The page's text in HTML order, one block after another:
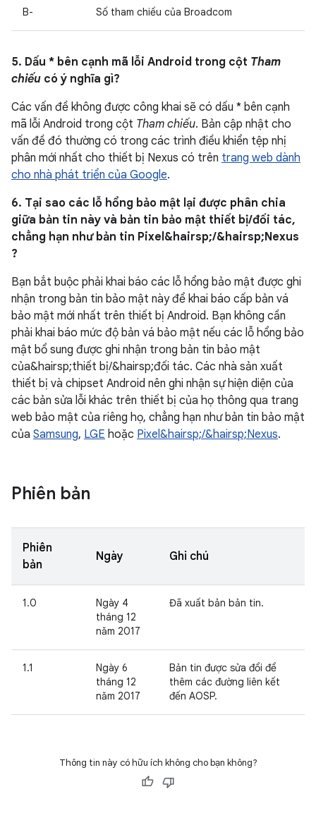
B- Số tham chiếu của Broadcom
5. Dấu * bên cạnh mã lỗi Android trong cột Tham
chiếu có ý nghĩa gì?
Các vấn đề không được công khai sẽ có dấu * bên cạnh
mã lỗi Android trong cột Tham chiếu. Bản cập nhật cho
vấn đề đó thường có trong các trình điều khiển tệp nhị
phân mới nhất cho thiết bị Nexus có trên trang web dành
cho nhà phát triển của Google.
6. Tại sao các lỗ hổng bảo mật lại được phân chia
giữa bản tin này và bản tin bảo mật thiết bị/đối tác,
chẳng hạn như bản tin Pixel&hairsp;/&hairsp;Nexus
?
Bạn bắt buộc phải khai báo các lỗ hổng bảo mật được ghi
nhận trong bản tin bảo mật này để khai báo cấp bản vá
bảo mật mới nhất trên thiết bị Android. Bạn không cần
phải khai báo mức độ bản vá bảo mật nếu các lỗ hổng bảo
mật bổ sung được ghi nhận trong bản tin bảo mật
của&hairsp;thiết bị/&hairsp;đối tác. Các nhà sản xuất
thiết bị và chipset Android nên ghi nhận sự hiện diện của
các bản sửa lỗi khác trên thiết bị của họ thông qua trang
web bảo mật của riêng họ, chẳng hạn như bản tin bảo mật
của Samsung, LGE hoặc Pixel&hairsp;/&hairsp;Nexus.
Phiên bản
Phiên
bản
Ngày Ghi chú
1.0
Ngày 4
tháng 12
năm 2017
Đã xuất bản bản tin.
1.1
Ngày 6
tháng 12
năm 2017
Bản tin được sửa đổi để
thêm các đường liên kết
đến AOSP.
Thông tin này có hữu ích không cho bạn không?